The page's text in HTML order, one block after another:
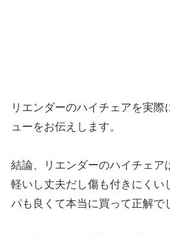
リエンダーのハイチェアを実
ューをお伝えします。
結論、リエンダーのハイチェア
軽いし丈夫だし傷も付きにくい
パも良くて本当に買って正解で